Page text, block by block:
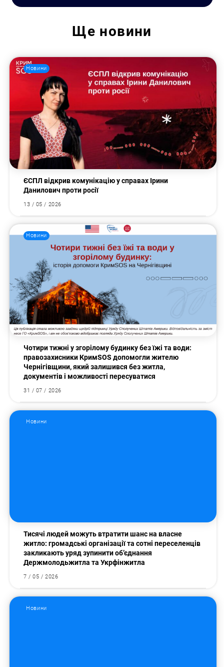
Пошук за запитом:
Ще новини
Новини
ЄСПЛ відкрив комунікацію у справах Ірини
Данилович проти росії
13 / 05 / 2026
Новини
Чотири тижні у згорілому будинку без їжі та води:
правозахисники КримSOS допомогли жителю
Чернігівщини, який залишився без житла,
документів і можливості пересуватися
31 / 07 / 2026
Новини
Тисячі людей можуть втратити шанс на власне
житло: громадські організації та сотні переселенців
закликають уряд зупинити об’єднання
Держмолодьжитла та Укрфінжитла
7 / 05 / 2026
Новини